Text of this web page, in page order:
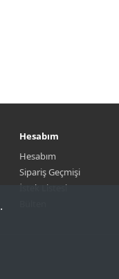
Hesabım
Hesabım
Sipariş Geçmişi
İstek Listesi
.